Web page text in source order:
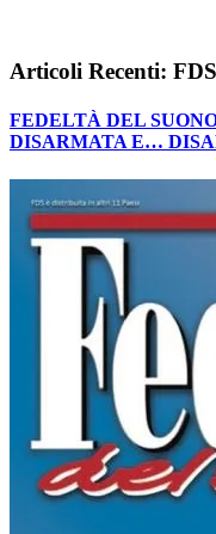
Articoli Recenti:
FEDELTÀ DEL
DISARMATA E…